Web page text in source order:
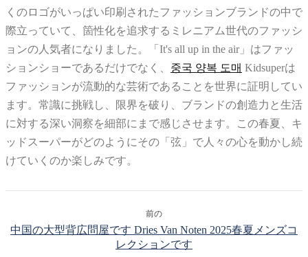
くのロゴがいっぱい印刷されたファッションブランドの中で
際立っていて、箇性化を追求するミレニアム世代のファッシ
ョンの人気者になりました。「It's all up in the air」はファッ
ションショーであるだけでなく、 중국 양복 도매 Kidsuperは
ファッションが流動的な芸術であることを世界に証明してい
ます。常識に挑戦し、限界を破り、ブランドの創造力と生活
に対する深い洞察を細部にまで感じさせます。この春夏、キ
ッドスーパーがどのようにその「弦」で人々の心を動かし続
けていくのか楽しみです。
前の
中国の大型背広問屋です Dries Van Noten 2025春夏メンズコ
レクションです